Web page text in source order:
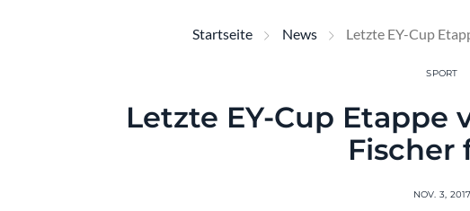
Startseite News Letzte EY-Cup
SPORT
Letzte EY-Cup Etappe
Fischer
NOV. 3, 2017